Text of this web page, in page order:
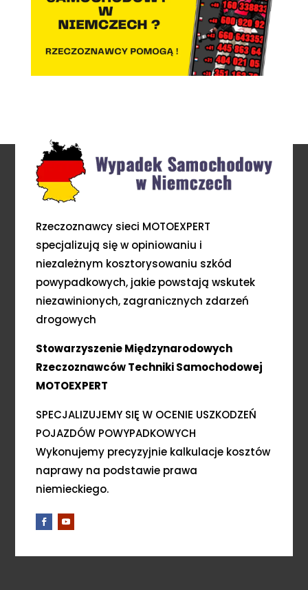
Rzeczoznawcy sieci MOTOEXPERT
specjalizują się w opiniowaniu i
niezależnym kosztorysowaniu szkód
powypadkowych, jakie powstają wskutek
niezawinionych, zagranicznych zdarzeń
drogowych
Stowarzyszenie Międzynarodowych
Rzeczoznawców Techniki Samochodowej
MOTOEXPERT
SPECJALIZUJEMY SIĘ W OCENIE USZKODZEŃ
POJAZDÓW POWYPADKOWYCH
Wykonujemy precyzyjnie kalkulacje kosztów
naprawy na podstawie prawa
niemieckiego.